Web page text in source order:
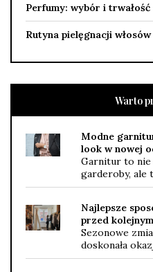
Perfumy: wybór i trwałość
Rutyna pielęgnacji włosów
Warto
Modne
look w nowej
Garnitur to nie
garderoby, ale
Najlepsze
przed
Sezonowe
doskonała